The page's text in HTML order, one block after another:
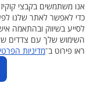
לא נבחרו תאריכים
אנו משתמשים בקבצי קוקיז
כדי לאפשר לאתר שלנו
לסייע בשיווק ובהתאמה
השימוש שלך עם צדדים
ראו פירוט ב־מדיניות